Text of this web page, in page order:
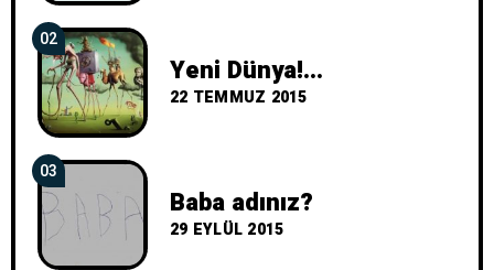
02
Yeni Dünya!...
22 TEMMUZ 2015
03
Baba adınız?
29 EYLÜL 2015